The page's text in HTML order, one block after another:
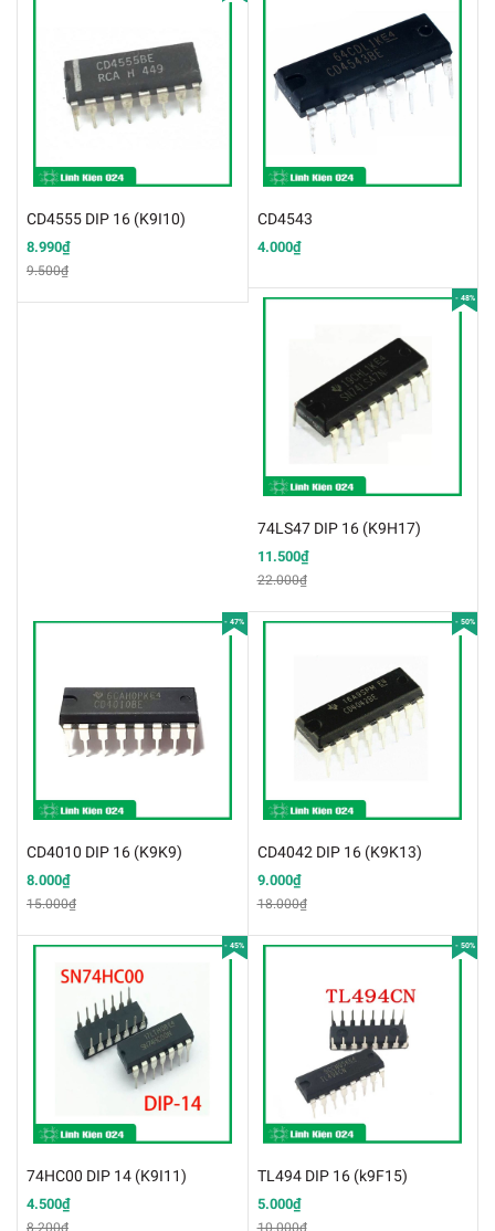
CD4555 DIP 16 (K9I10)
8.990₫
9.500₫
CD4543
4.000₫
- 48%
74LS47 DIP 16 (K9H17)
11.500₫
22.000₫
- 47%
CD4010 DIP 16 (K9K9)
8.000₫
15.000₫
- 50%
CD4042 DIP 16 (K9K13)
9.000₫
18.000₫
- 45%
74HC00 DIP 14 (K9I11)
4.500₫
8.200₫
- 50%
TL494 DIP 16 (k9F15)
5.000₫
10.000₫